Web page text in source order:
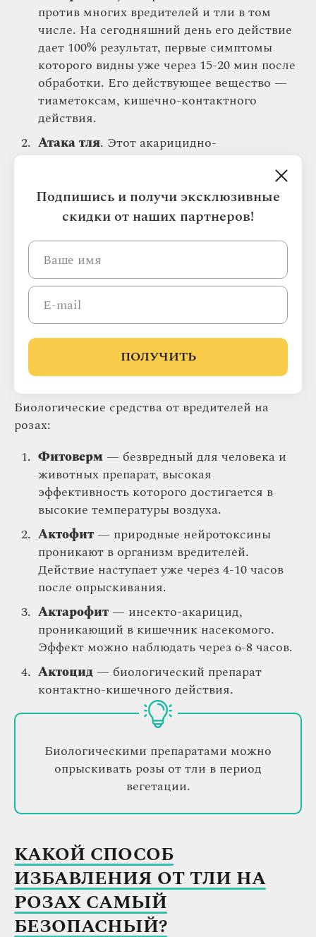
против многих вредителей и тли в том
числе. На сегодняшний день его действие
дает 100% результат, первые симптомы
которого видны уже через 15-20 мин после
обработки. Его действующее вещество —
тиаметоксам, кишечно-контактного
действия.
Атака тля. Этот акарицидно-
вещество — спиродиклофен.
АнтиТля— системный инсектицид с
действующим веществом аверсектин С.
Би-58 — системно-контактное средство от
широкого спектра насекомых-вредителей
на плодовых и цветковых культурах.
Энжио— контактно-системное средство с
действующими веществами — лямбда-
цигалотрин и тиаметоксам. Быстро
действует и имеет длительный эффект.
Биологические средства от вредителей на
розах:
Фитоверм — безвредный для человека и
животных препарат, высокая
эффективность которого достигается в
высокие температуры воздуха.
Актофит — природные нейротоксины
проникают в организм вредителей.
Действие наступает уже через 4-10 часов
после опрыскивания.
Актарофит — инсекто-акарицид,
проникающий в кишечник насекомого.
Эффект можно наблюдать через 6-8 часов.
Актоцид — биологический препарат
контактно-кишечного действия.
Биологическими препаратами можно
опрыскивать розы от тли в период
вегетации.
КАКОЙ СПОСОБ
ИЗБАВЛЕНИЯ ОТ ТЛИ НА
РОЗАХ САМЫЙ
БЕЗОПАСНЫЙ?
Подпишись и получи эксклюзивные
скидки от наших партнеров!
ПОЛУЧИТЬ